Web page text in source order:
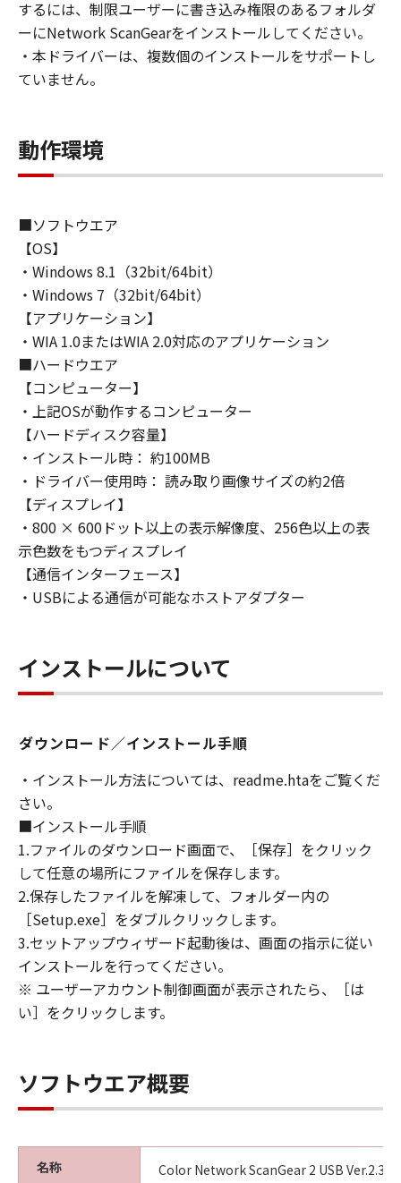
ライセンサーに帰属します。
５．輸出
お客様は、日本国政府または関連する外国政府
接に輸出してはなりません。
らの販売代理店および販売店、並びにキヤノン
のライセンサーは、お客様による「本ソフトウ
ェア」の使用を支援すること、および「本ソフ
トウェア」に対してアップデート、バグの修正
あるいはサポートを行うことについて、いかな
る責任も負うものではありません。
７．保証の否認・免責
(1) 「本ソフトウェア」は、『現状のまま』の
状態で使用許諾されます。キヤノン、キヤノン
のライセンサー、キヤノンの子会社、キヤノン
の関連会社、それらの販売代理店または販売店
のいずれも、「本ソフトウェア」に関して、商
品性および特定の目的への適合性の保証を含
め、いかなる保証も、明示たると黙示たるとを
問わず一切しないものとします。
(2) キヤノン、キヤノンのライセンサー、キヤノ
ンの子会社、キヤノンの関連会社、それらの販
なる損害（逸失利益およびその他の派生的また
は付随的な損害を含むがこれらに限定されない
全ての損害を言います。）について、適用法で
します。たとえ、キヤノン、キヤノンのライセ
社、それらの販売代理店または販売店がかかる
損害の可能性について知らされていた場合でも
同様です。
(3) キヤノン、キヤノンのライセンサー、キヤノ
ンの子会社、キヤノンの関連会社、それらの販
売代理店または販売店のいずれも、「本ソフト
ウェア」、または「本ソフトウェア」の使用に
起因または関連してお客様と第三者との間に生
じたいかなる紛争についても、一切責任を負わ
ないものとします。
８．契約期間
記のボタンをクリックした時点、または「本ソ
フトウェア」をインストールした時点で発効
し、下記(2)または(3)により終了されるまで有
(2) お客様は、「本ソフトウェア」およびその
複製物のすべてを廃棄および消去することによ
するには、制限ユーザーに書き込み権限のあるフォルダ
ーにNetwork ScanGearをインストールしてください。
・本ドライバーは、複数個のインストールをサポートし
ていません。
動作環境
■ソフトウエア
【OS】
・Windows 8.1（32bit/64bit）
・Windows 7（32bit/64bit）
【アプリケーション】
・WIA 1.0またはWIA 2.0対応のアプリケーション
■ハードウエア
【コンピューター】
・上記OSが動作するコンピューター
【ハードディスク容量】
・インストール時： 約100MB
・ドライバー使用時： 読み取り画像サイズの約2倍
【ディスプレイ】
・800 × 600ドット以上の表示解像度、256色以上の表
示色数をもつディスプレイ
【通信インターフェース】
・USBによる通信が可能なホストアダプター
インストールについて
ダウンロード／インストール手順
・インストール方法については、readme.htaをご覧くだ
さい。
■インストール手順
1.ファイルのダウンロード画面で、［保存］をクリック
して任意の場所にファイルを保存します。
2.保存したファイルを解凍して、フォルダー内の
［Setup.exe］をダブルクリックします。
3.セットアップウィザード起動後は、画面の指示に従い
インストールを行ってください。
※ ユーザーアカウント制御画面が表示されたら、［は
い］をクリックします。
ソフトウエア概要
名称 Color Network ScanGear 2 USB Ver.2.31